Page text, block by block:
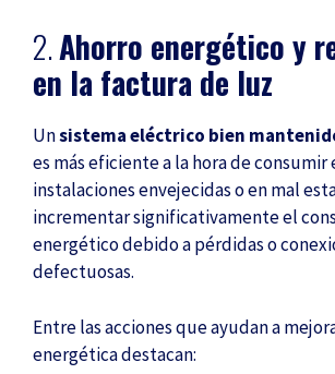
2.Ahorro energético y
en la factura de luz
Unsistema eléctrico bien
es más eficiente a la hora de consumir
instalaciones envejecidas o en mal
incrementar significativamente el
energético debido a pérdidas o
defectuosas.
Entre las acciones que ayudan a
energética destacan: